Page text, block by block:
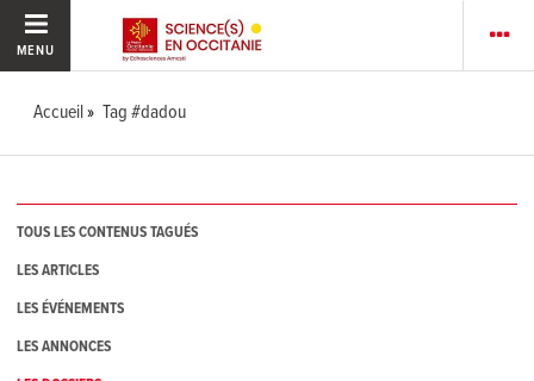
MENU
Accueil Tag #dadou
TOUS LES CONTENUS TAGUÉS
LES ARTICLES
LES ÉVÉNEMENTS
LES ANNONCES